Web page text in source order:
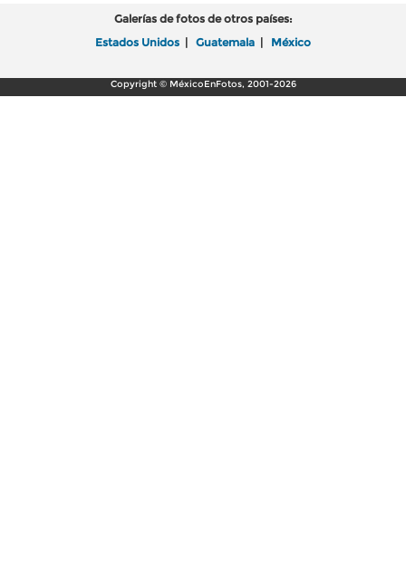
Galerías de fotos de otros países:
Estados Unidos | Guatemala | México
Copyright © MéxicoEnFotos, 2001-2026